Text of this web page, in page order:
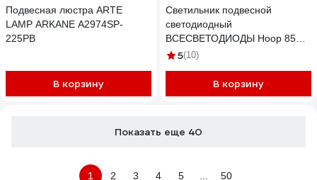
Подвесная люстра ARTE
LAMP ARKANE A2974SP-
225PB
В корзину
Светильник подвесной
светодиодный
ВСЕСВЕТОДИОДЫ Hoop 85Вт,
D1000x50, 4000К, черный,
D1000x50-85w-4k-b-p
5(10)
В корзину
Показать еще 40
1 2 3 4 5 50